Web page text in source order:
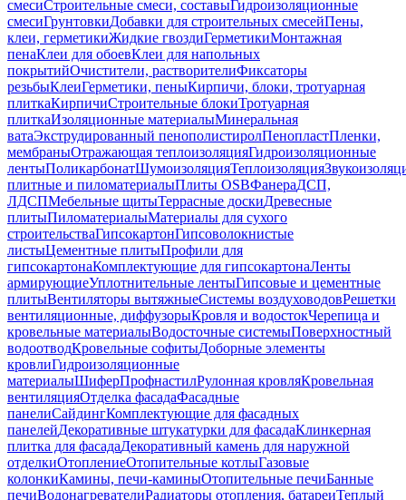
смесиСтроительные смеси, составыГидроизоляционные
смесиГрунтовкиДобавки для строительных смесейПены,
клеи, герметикиЖидкие гвоздиГерметикиМонтажная
пенаКлеи для обоевКлеи для напольных
покрытийОчистители, растворителиФиксаторы
резьбыКлеиГерметики, пеныКирпичи, блоки, тротуарная
плиткаКирпичиСтроительные блокиТротуарная
плиткаИзоляционные материалыМинеральная
ватаЭкструдированный пенополистиролПенопластПленки,
мембраныОтражающая теплоизоляцияГидроизоляционные
лентыПоликарбонатШумоизоляцияТеплоизоляция
плитные и пиломатериалыПлиты OSBФанераДСП,
ЛДСПМебельные щитыТеррасные доскиДревесные
плитыПиломатериалыМатериалы для сухого
строительстваГипсокартонГипсоволокнистые
листыЦементные плитыПрофили для
гипсокартонаКомплектующие для гипсокартонаЛенты
армирующиеУплотнительные лентыГипсовые и цементные
плитыВентиляторы вытяжныеСистемы воздуховодовРешетки
вентиляционные, диффузорыКровля и водостокЧерепица и
кровельные материалыВодосточные системыПоверхностный
водоотводКровельные софитыДоборные элементы
кровлиГидроизоляционные
материалыШиферПрофнастилРулонная кровляКровельная
вентиляцияОтделка фасадаФасадные
панелиСайдингКомплектующие для фасадных
панелейДекоративные штукатурки для фасадаКлинкерная
плитка для фасадаДекоративный камень для наружной
отделкиОтоплениеОтопительные котлыГазовые
колонкиКамины, печи-каминыОтопительные печиБанные
печиВодонагревателиРадиаторы отопления, батареиТеплый